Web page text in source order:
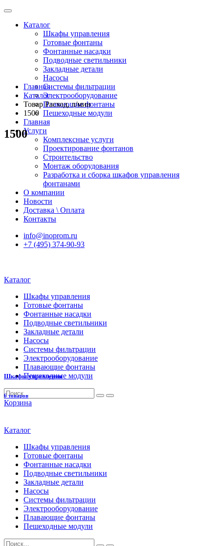
Каталог
Шкафы управления
Готовые фонтаны
Фонтанные насадки
Подводные светильники
Закладные детали
Насосы
Системы фильтрации
Электрооборудование
Плавающие фонтаны
Пешеходные модули
Главная
Услуги
Комплексные услуги
Проектирование фонтанов
Строительство
Монтаж оборудования
Разработка и сборка шкафов управления
фонтанами
О компании
Новости
Доставка \ Оплата
Контакты
info@inoprom.ru
+7 (495) 374-90-93
Каталог
Шкафы управления
Готовые фонтаны
Фонтанные насадки
Подводные светильники
Закладные детали
Насосы
Системы фильтрации
Электрооборудование
Плавающие фонтаны
Пешеходные модули
Корзина
Каталог
Шкафы управления
Готовые фонтаны
Фонтанные насадки
Подводные светильники
Закладные детали
Насосы
Системы фильтрации
Электрооборудование
Плавающие фонтаны
Пешеходные модули
Главная
Каталог
Товар Расход, л/мин
1500
1500
Шкафы управления
6 товаров